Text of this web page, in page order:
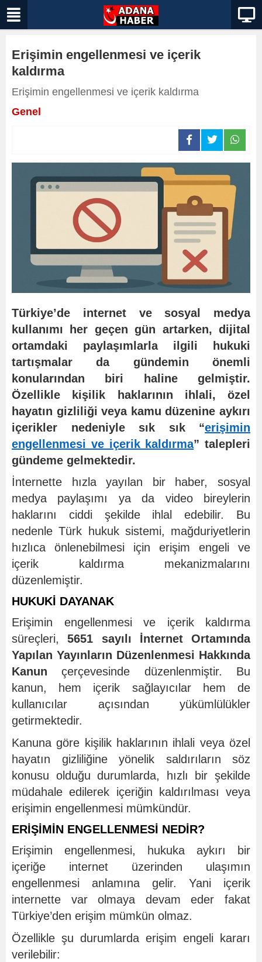
Erişimin engellenmesi ve içerik
kaldırma
Erişimin engellenmesi ve içerik kaldırma
Genel
Türkiye’de internet ve sosyal medya
kullanımı her geçen gün artarken, dijital
ortamdaki paylaşımlarla ilgili hukuki
tartışmalar da gündemin önemli
konularından biri haline gelmiştir.
Özellikle kişilik haklarının ihlali, özel
hayatın gizliliği veya kamu düzenine aykırı
içerikler nedeniyle sık sık “erişimin
engellenmesi ve içerik kaldırma” talepleri
gündeme gelmektedir.
İnternette hızla yayılan bir haber, sosyal
medya paylaşımı ya da video bireylerin
haklarını ciddi şekilde ihlal edebilir. Bu
nedenle Türk hukuk sistemi, mağduriyetlerin
hızlıca önlenebilmesi için erişim engeli ve
içerik kaldırma mekanizmalarını
düzenlemiştir.
HUKUKİ DAYANAK
Erişimin engellenmesi ve içerik kaldırma
süreçleri,5651 sayılı İnternet Ortamında
Yapılan Yayınların Düzenlenmesi Hakkında
Kanun çerçevesinde düzenlenmiştir. Bu
kanun, hem içerik sağlayıcılar hem de
kullanıcılar açısından yükümlülükler
getirmektedir.
Kanuna göre kişilik haklarının ihlali veya özel
hayatın gizliliğine yönelik saldırıların söz
konusu olduğu durumlarda, hızlı bir şekilde
müdahale edilerek içeriğin kaldırılması veya
erişimin engellenmesi mümkündür.
ERİŞİMİN ENGELLENMESİ NEDİR?
Erişimin engellenmesi, hukuka aykırı bir
içeriğe internet üzerinden ulaşımın
engellenmesi anlamına gelir. Yani içerik
internette var olmaya devam eder fakat
Türkiye’den erişim mümkün olmaz.
Özellikle şu durumlarda erişim engeli kararı
verilebilir: